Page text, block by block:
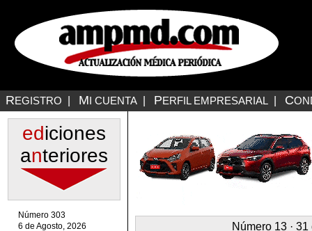
REGISTRO MI CUENTA PERFIL EMPRESARIAL C
ediciones
anteriores
Número 303
6 de Agosto, 2026
Número 13 ·